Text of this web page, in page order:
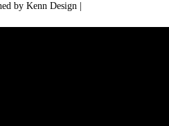
by Kenn Design